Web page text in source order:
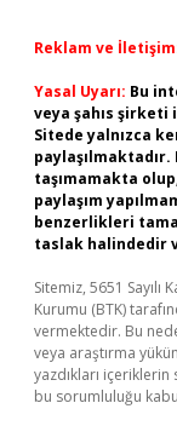
Reklam ve
Yasal Uyarı: Bu
veya şahıs şirketi
Sitede yalnızca
taşımamakta
paylaşım
benzerlikleri
taslak halindedir
Sitemiz, 5651
Kurumu (BTK)
vermektedir. Bu
veya araştırma
yazdıkları
bu sorumluluğu